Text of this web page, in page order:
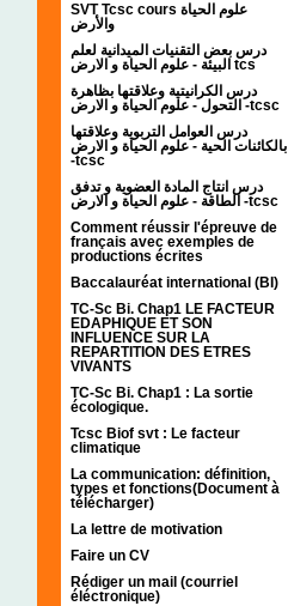
SVT Tcsc cours علوم الحياة
والأرض
درس بعض التقنيات الميدانية لعلم
البيئة - علوم الحياة و الارض tcs
درس الكرانيتية وعلاقتها بظاهرة
التحول - علوم الحياة و الارض -tcsc
درس العوامل التربوية وعلاقتها
بالكائنات الحية - علوم الحياة و الارض
-tcsc
درس انتاج المادة العضوية و تدفق
الطاقة - علوم الحياة و الارض -tcsc
Comment réussir l'épreuve de
français avec exemples de
productions écrites
Baccalauréat international (BI)
TC-Sc Bi. Chap1 LE FACTEUR
EDAPHIQUE ET SON
INFLUENCE SUR LA
REPARTITION DES ETRES
VIVANTS
TC-Sc Bi. Chap1 : La sortie
écologique.
Tcsc Biof svt : Le facteur
climatique
La communication: définition,
types et fonctions(Document à
télécharger)
La lettre de motivation
Faire un CV
Rédiger un mail (courriel
éléctronique)